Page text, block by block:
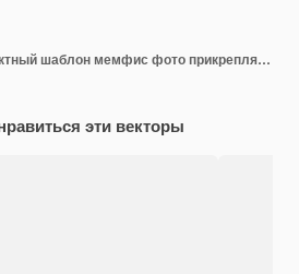
Вечеринка абстрактный шаблон мемфис фото прикрепляемый пост в социальных сетях
эти векторы